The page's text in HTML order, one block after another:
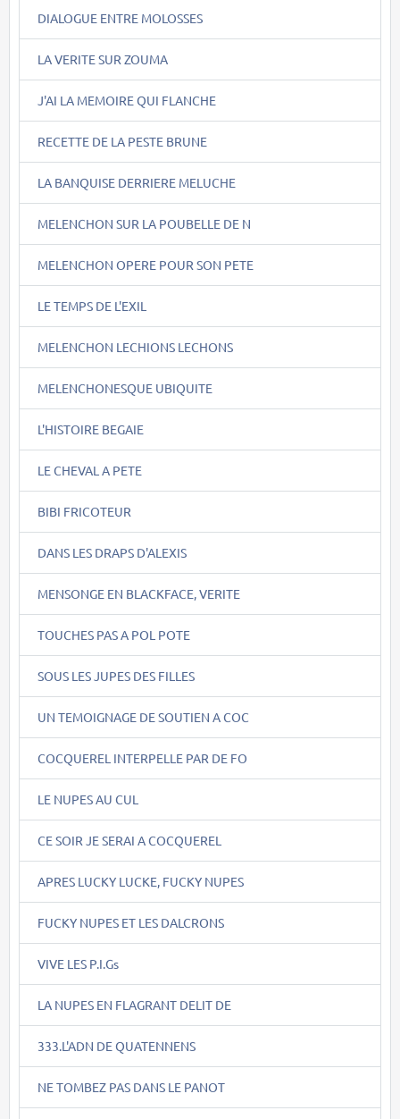
DIALOGUE ENTRE MOLOSSES
LA VERITE SUR ZOUMA
J'AI LA MEMOIRE QUI FLANCHE
RECETTE DE LA PESTE BRUNE
LA BANQUISE DERRIERE MELUCHE
MELENCHON SUR LA POUBELLE DE N
MELENCHON OPERE POUR SON PETE
LE TEMPS DE L'EXIL
MELENCHON LECHIONS LECHONS
MELENCHONESQUE UBIQUITE
L'HISTOIRE BEGAIE
LE CHEVAL A PETE
BIBI FRICOTEUR
DANS LES DRAPS D'ALEXIS
MENSONGE EN BLACKFACE, VERITE
TOUCHES PAS A POL POTE
SOUS LES JUPES DES FILLES
UN TEMOIGNAGE DE SOUTIEN A COC
COCQUEREL INTERPELLE PAR DE FO
LE NUPES AU CUL
CE SOIR JE SERAI A COCQUEREL
APRES LUCKY LUCKE, FUCKY NUPES
FUCKY NUPES ET LES DALCRONS
VIVE LES P.I.Gs
LA NUPES EN FLAGRANT DELIT DE
333.L'ADN DE QUATENNENS
NE TOMBEZ PAS DANS LE PANOT